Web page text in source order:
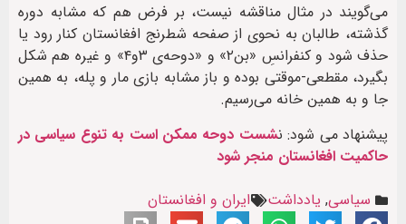
می‌گویند در مثال مناقشه نیست، بر فرض هم که مشابه دوره
گذشته، طالبان به نحوی از صفحه شطرنج افغانستان کنار رود یا
حذف شود و کنفرانسِ «بن۲» و «دوحه‌ی ۳و۴» و غیره هم شکل
بگیرد، مقطعی-موقتی بوده و باز مشابه بازی مار و پله، به همین
جا و به همین خانه می‌رسیم.
پیشنهاد می شود: نشست دوحه ممکن است به تنوع سیاسی در
حاکمیت افغانستان منجر شود
سیاسی, یادداشت ایران و افغانستان